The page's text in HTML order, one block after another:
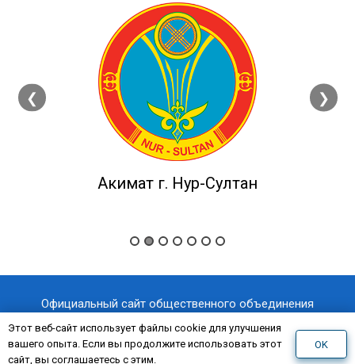
❮
Акимат г. Нур-Султан
❯
Официальный сайт общественного объединения
«Казахстанский отраслевой профессиональный союз
работников здравоохранения«AQNİET
Этот веб-сайт использует файлы cookie для улучшения
вашего опыта. Если вы продолжите использовать этот
сайт, вы соглашаетесь с этим.
OK